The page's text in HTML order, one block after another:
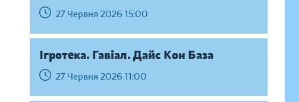
27 Червня 2026 15:00
Ігротека. Гавіал. Дайс Кон База
27 Червня 2026 11:00